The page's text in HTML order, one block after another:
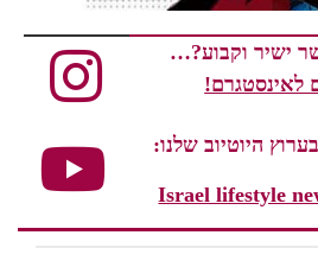
ישיר וקבוע?…
לאינסטגרם!
היוטיוב שלנו:
Israel lifestyle